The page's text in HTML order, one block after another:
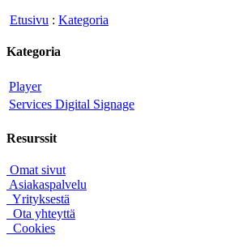
Etusivu : Kategoria
Kategoria
Player
Services Digital Signage
Resurssit
Omat sivut
Asiakaspalvelu
Yrityksestä
Ota yhteyttä
Cookies